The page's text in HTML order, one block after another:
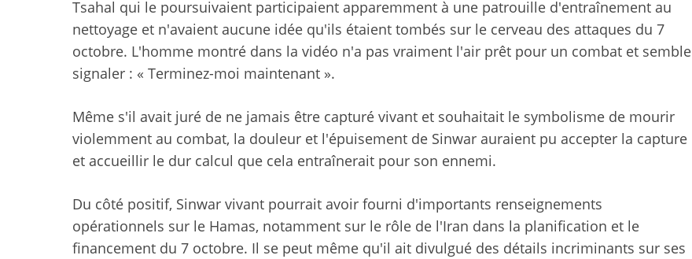
Tsahal qui le poursuivaient participaient apparemment à une patrouille d'entraînement au
nettoyage et n'avaient aucune idée qu'ils étaient tombés sur le cerveau des attaques du 7
octobre. L'homme montré dans la vidéo n'a pas vraiment l'air prêt pour un combat et semble
signaler : « Terminez-moi maintenant ».
Même s'il avait juré de ne jamais être capturé vivant et souhaitait le symbolisme de mourir
violemment au combat, la douleur et l'épuisement de Sinwar auraient pu accepter la capture
et accueillir le dur calcul que cela entraînerait pour son ennemi.
Du côté positif, Sinwar vivant pourrait avoir fourni d'importants renseignements
opérationnels sur le Hamas, notamment sur le rôle de l'Iran dans la planification et le
financement du 7 octobre. Il se peut même qu'il ait divulgué des détails incriminants sur ses